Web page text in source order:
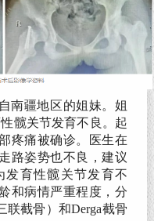
南疆地区的姐妹。姐
髋关节发育不良。起
疼痛被确诊。医生在
路姿势也不良，建议
发育性髋关节发育不
和病情严重程度，分
联截骨）和Derga截骨